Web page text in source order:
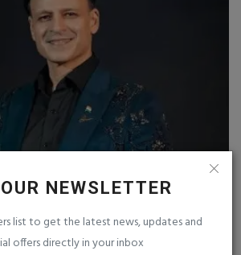
NEWSLETTER
list to get the latest news, updates and
offers directly in your inbox
હિરોઈન અરૂણા શીલ્ડ્સે કેમ છોડી
2026 0
ચર્ચામાં આવેલી અભિનેત્રી આજે ગ્લેમરથી દૂર ધ્યાન,